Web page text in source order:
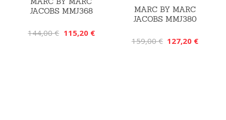
JACOBS MMJ368
144,00 € 115,20 €
MARC BY MARC
JACOBS MMJ380
159,00 € 127,20 €